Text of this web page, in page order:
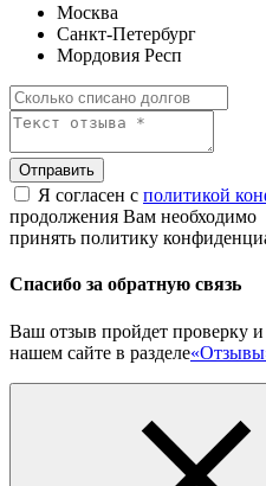
Москва
Санкт-Петербург
Мордовия Респ
Отправить
Я согласен с политикой
продолжения Вам необходимо
принять политику
Спасибо за обратную связь
Ваш отзыв пройдет проверку и
нашем сайте в разделе